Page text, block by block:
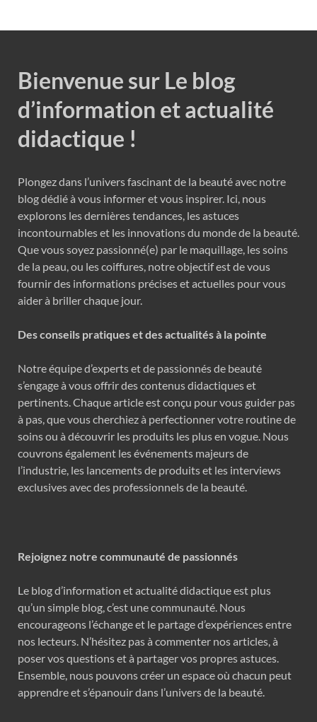
Bienvenue sur Le blog
d’information et actualité
didactique !
Plongez dans l’univers fascinant de la beauté avec notre
blog dédié à vous informer et vous inspirer. Ici, nous
explorons les dernières tendances, les astuces
incontournables et les innovations du monde de la beauté.
Que vous soyez passionné(e) par le maquillage, les soins
de la peau, ou les coiffures, notre objectif est de vous
fournir des informations précises et actuelles pour vous
aider à briller chaque jour.
Des conseils pratiques et des actualités à la pointe
Notre équipe d’experts et de passionnés de beauté
s’engage à vous offrir des contenus didactiques et
pertinents. Chaque article est conçu pour vous guider pas
à pas, que vous cherchiez à perfectionner votre routine de
soins ou à découvrir les produits les plus en vogue. Nous
couvrons également les événements majeurs de
l’industrie, les lancements de produits et les interviews
exclusives avec des professionnels de la beauté.
Rejoignez notre communauté de passionnés
Le blog d’information et actualité didactique est plus
qu’un simple blog, c’est une communauté. Nous
encourageons l’échange et le partage d’expériences entre
nos lecteurs. N’hésitez pas à commenter nos articles, à
poser vos questions et à partager vos propres astuces.
Ensemble, nous pouvons créer un espace où chacun peut
apprendre et s’épanouir dans l’univers de la beauté.